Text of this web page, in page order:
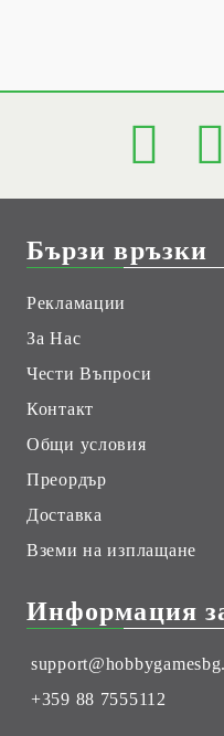
Бързи връзки
Рекламации
За Нас
Чести Въпроси
Контакт
Общи условия
Преордър
Доставка
Вземи на изплащане
Информация
+359 88 7555112